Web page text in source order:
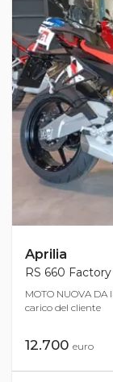
Aprilia
RS 660
MOTO NUOVA
carico del cliente
12.700 euro